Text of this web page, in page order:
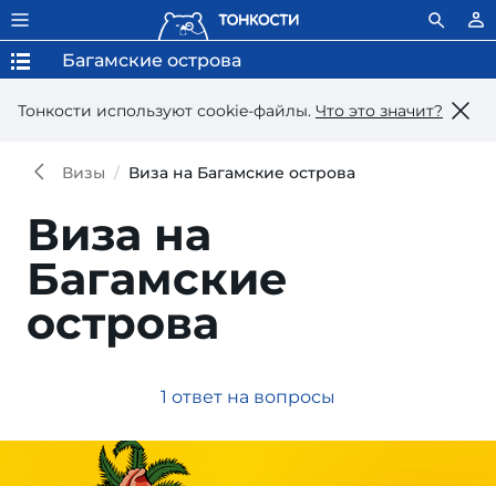
Тонкости используют сookie-файлы. Что это значит?
Багамские острова
Визы Виза на Багамские острова
Виза на
Багамские
острова
1 ответ на вопросы